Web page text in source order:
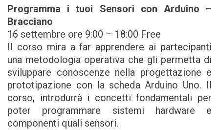
Programma i tuoi Sensori con Arduino –
Bracciano
16 settembre ore 9:00 – 18:00 Free
Il corso mira a far apprendere ai partecipanti
una metodologia operativa che gli permetta di
sviluppare conoscenze nella progettazione e
prototipazione con la scheda Arduino Uno. Il
corso, introdurrà i concetti fondamentali per
poter programmare sistemi hardware e
componenti quali sensori.